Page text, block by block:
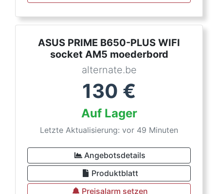
ASUS PRIME B650-PLUS WIFI
socket AM5 moederbord
alternate.be
130 €
Auf Lager
Letzte Aktualisierung: vor 49 Minuten
Angebotsdetails
Produktblatt
Preisalarm setzen